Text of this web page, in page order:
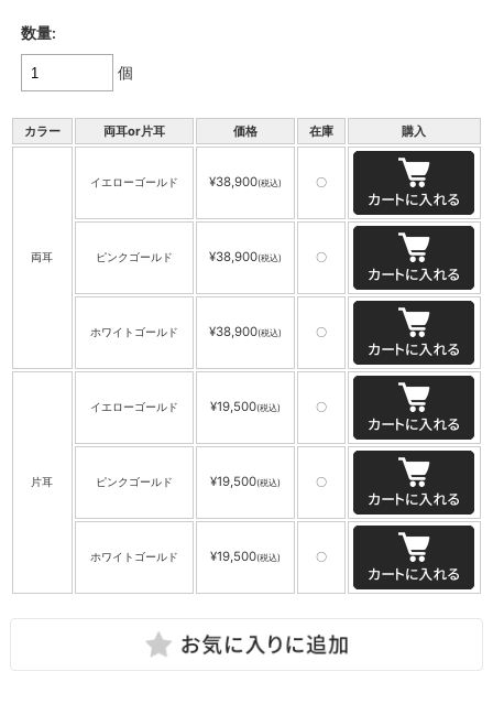
数量:
個
カラー 両耳or片耳 価格 在庫 購入
両耳
イエローゴールド ¥38,900(税込) 〇
ピンクゴールド ¥38,900(税込) 〇
ホワイトゴールド ¥38,900(税込) 〇
片耳
イエローゴールド ¥19,500(税込) 〇
ピンクゴールド ¥19,500(税込) 〇
ホワイトゴールド ¥19,500(税込) 〇